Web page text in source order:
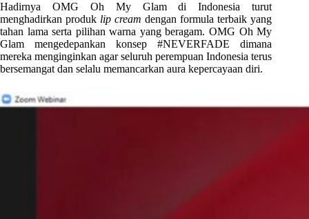
Hadirnya OMG Oh My Glam di Indonesia turut
menghadirkan produk lip creamdengan formula terbaik yang
tahan lama serta pilihan warna yang beragam. OMG Oh My
Glam mengedepankan konsep #NEVERFADE dimana
mereka menginginkan agar seluruh perempuan Indonesia terus
bersemangat dan selalu memancarkan aura kepercayaan diri.